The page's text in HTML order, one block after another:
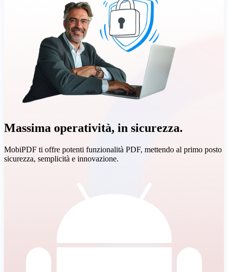
Massima operatività, in sicurezza.
MobiPDF ti offre potenti funzionalità PDF, mettendo al primo posto
sicurezza, semplicità e innovazione.